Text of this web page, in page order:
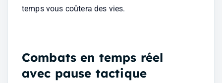
temps vous coûtera des vies.
Combats en temps réel
avec pause tactique